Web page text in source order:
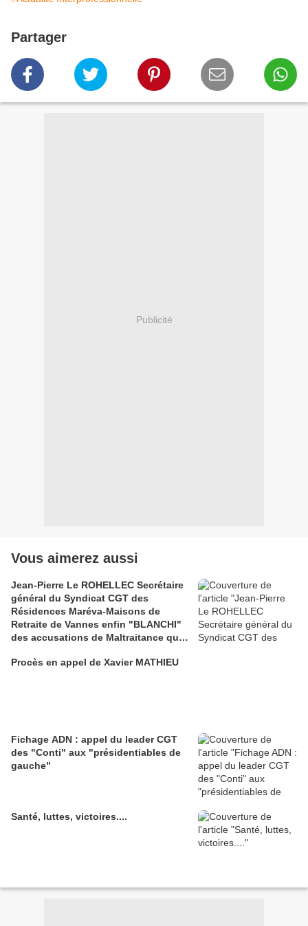
Partager
Publicité
Vous aimerez aussi
Jean-Pierre Le ROHELLEC Secrétaire
général du Syndicat CGT des
Résidences Maréva-Maisons de
Retraite de Vannes enfin "BLANCHI"
des accusations de Maltraitance qui
Procès en appel de Xavier MATHIEU
Fichage ADN : appel du leader CGT
des "Conti" aux "présidentiables de
gauche"
Santé, luttes, victoires....